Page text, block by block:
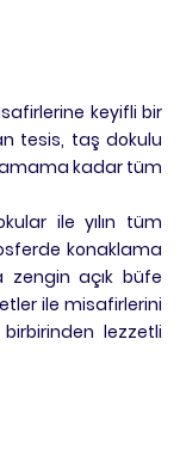
keyifli bir
tesis, taş dokulu
kadar tüm
ile yılın tüm
konaklama
zengin açık büfe
ile misafirlerini
lezzetli